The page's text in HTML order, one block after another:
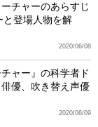
チャーのあらすじ
と登場人物を解
2020/06/08
ャー』の科学者ド
優、吹き替え声優
2020/06/09